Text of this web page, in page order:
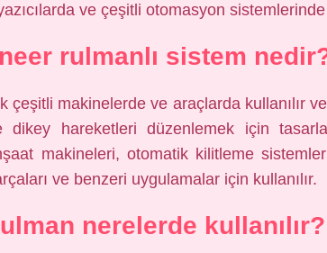
ve çeşitli otomasyon sistemlerinde
rulmanlı sistem
çeşitli makinelerde ve araçlarda kullanılır
dikey hareketleri düzenlemek için
makineleri, otomatik kilitleme
ve benzeri uygulamalar için kullanılır.
nerelerde kullanılır?